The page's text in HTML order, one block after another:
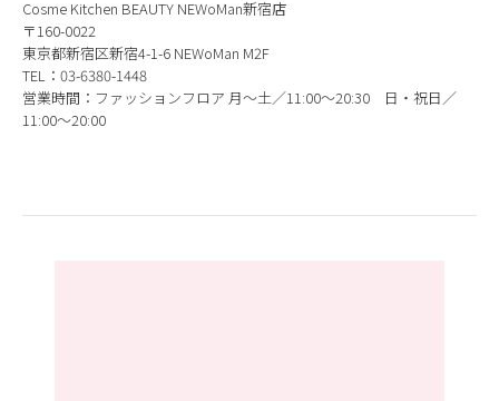
Cosme Kitchen BEAUTY NEWoMan新宿店
〒160-0022
東京都新宿区新宿4-1-6 NEWoMan M2F
TEL：03-6380-1448
営業時間：ファッションフロア 月～土／11:00～20:30 日・祝日／
11:00～20:00